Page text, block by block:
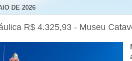
DE 2026
R$ 4.325,93 - Museu